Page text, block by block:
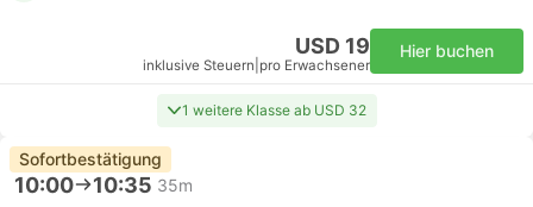
USD 19
inklusive Steuern pro Erwachsener
Hier buchen
1 weitere Klasse ab USD 32
Sofortbestätigung
10:00 10:35 35m